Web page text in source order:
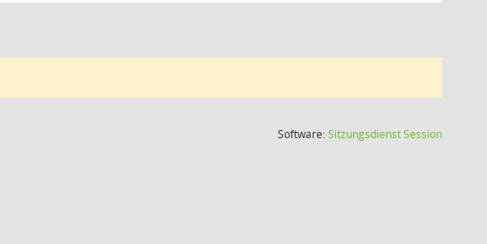
Software:SitzungsdienstSession(Wird in